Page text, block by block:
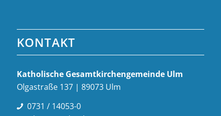
KONTAKT
Katholische Gesamt­kirchen­gemeinde Ulm
Olgastraße 137 | 89073 Ulm
0731 / 14053-0